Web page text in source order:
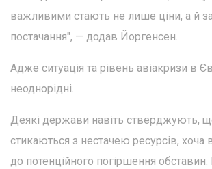
важливими стають не лише ціни, а й
постачання", — додав Йоргенсен.
Адже ситуація та рівень авіакризи в
неоднорідні.
Деякі держави навіть стверджують,
стикаються з нестачею ресурсів, хоча
до потенційного погіршення обставин.